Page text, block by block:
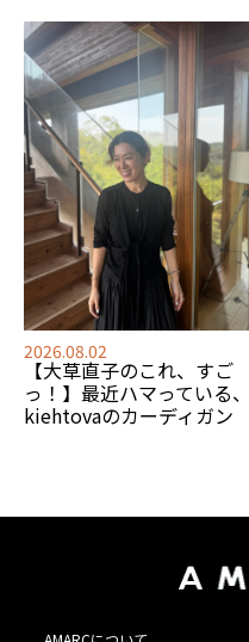
2026.08.02
【大草直子のこれ、すご
っ！】最近ハマっている、
kiehtovaのカーディガン